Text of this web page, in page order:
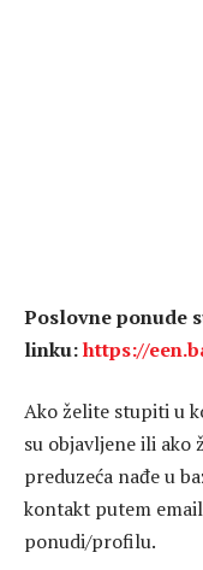
Poslovne ponude
linku:https://
Ako želite stupiti u
su objavljene ili ako
preduzeća nađe u
kontakt putem
ponudi/profilu.